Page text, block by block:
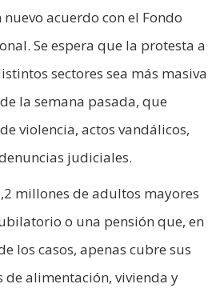
acuerdo con el Fondo
Se espera que la protesta a
sectores sea más masiva
la semana pasada, que
violencia, actos vandálicos,
judiciales.
millones de adultos mayores
o una pensión que, en
los casos, apenas cubre sus
de alimentación, vivienda y